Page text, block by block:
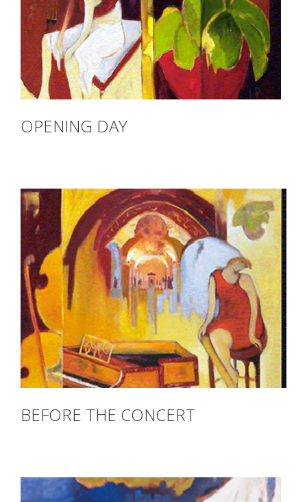
OPENING DAY
BEFORE THE CONCERT